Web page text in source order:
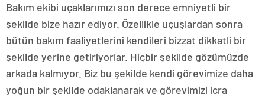
Bakım ekibi uçaklarımızı son derece emniyetli bir
şekilde bize hazır ediyor. Özellikle uçuşlardan sonra
bütün bakım faaliyetlerini kendileri bizzat dikkatli bir
şekilde yerine getiriyorlar. Hiçbir şekilde gözümüzde
arkada kalmıyor. Biz bu şekilde kendi görevimize daha
yoğun bir şekilde odaklanarak ve görevimizi icra